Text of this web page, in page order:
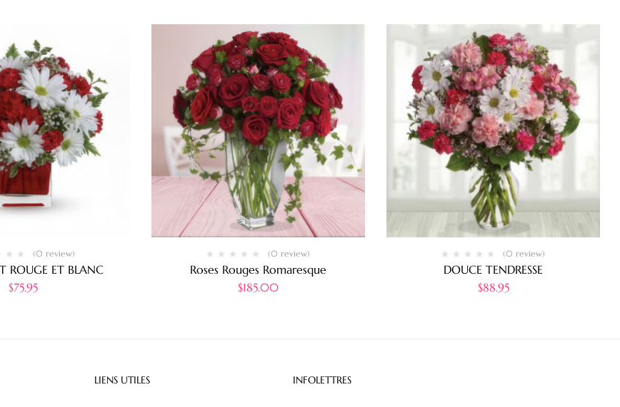
(0 review)
ROUGE ET BLANC
$75.95
(0 review)
Roses Rouges Romaresque
$185.00
(0 review)
DOUCE TENDRESSE
$88.95
LIENS UTILES INFOLETTRES